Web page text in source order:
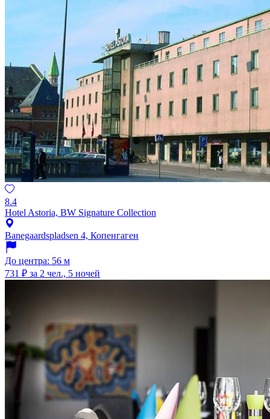
8.4
Hotel Astoria, BW Signature Collection
Banegaardspladsen 4, Копенгаген
До центра: 56 м
731 ₽ за 2 чел., 5 ночей